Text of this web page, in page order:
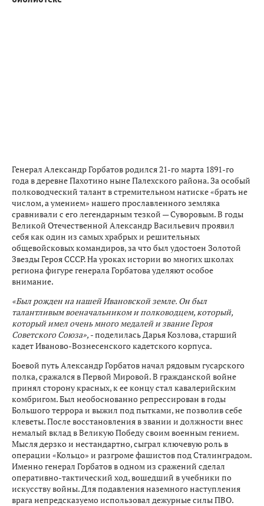
Генерал Александр Горбатов родился 21-го марта 1891-го
года в деревне Пахотино ныне Палехского района. За особый
полководческий талант в стремительном натиске «брать не
числом, а умением» нашего прославленного земляка
сравнивали с его легендарным тезкой — Суворовым. В годы
Великой Отечественной Александр Васильевич проявил
себя как один из самых храбрых и решительных
общевойсковых командиров, за что был удостоен Золотой
Звезды Героя СССР. На уроках истории во многих школах
региона фигуре генерала Горбатова уделяют особое
внимание.
«Был рожден на нашей Ивановской земле. Он был
талантливым военачальником и полководцем, который,
который имел очень много медалей и звание Героя
Советского Союза», - поделилась Дарья Козлова, старший
кадет Иваново-Вознесенского кадетского корпуса.
Боевой путь Александр Горбатов начал рядовым гусарского
полка, сражался в Первой Мировой. В гражданской войне
принял сторону красных, к ее концу стал кавалерийским
комбригом. Был необоснованно репрессирован в годы
Большого террора и выжил под пытками, не позволив себе
клеветы. После восстановления в звании и должности внес
немалый вклад в Великую Победу своим военным гением.
Мысля дерзко и нестандартно, сыграл ключевую роль в
операции «Кольцо» и разгроме фашистов под Сталинградом.
Именно генерал Горбатов в одном из сражений сделал
оперативно-тактический ход, вошедший в учебники по
искусству войны. Для подавления наземного наступления
врага непредсказуемо использовал дежурные силы ПВО.